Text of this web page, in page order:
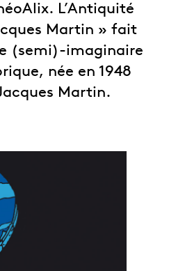
L’Antiquité
Martin » fait
(semi)-imaginaire
née en 1948
Martin.